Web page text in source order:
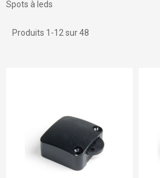
Spots à leds
Produits 1 -12 sur48